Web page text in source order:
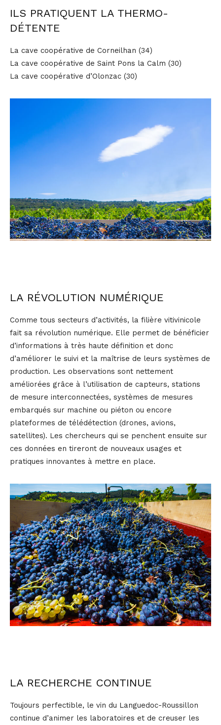
ILS PRATIQUENT LA THERMO-
DÉTENTE
La cave coopérative de Corneilhan (34)
La cave coopérative de Saint Pons la Calm (30)
La cave coopérative d’Olonzac (30)
LA RÉVOLUTION NUMÉRIQUE
Comme tous secteurs d’activités, la filière vitivinicole
fait sa révolution numérique. Elle permet de bénéficier
d’informations à très haute définition et donc
d’améliorer le suivi et la maîtrise de leurs systèmes de
production. Les observations sont nettement
améliorées grâce à l’utilisation de capteurs, stations
de mesure interconnectées, systèmes de mesures
embarqués sur machine ou piéton ou encore
plateformes de télédétection (drones, avions,
satellites). Les chercheurs qui se penchent ensuite sur
ces données en tireront de nouveaux usages et
pratiques innovantes à mettre en place.
LA RECHERCHE CONTINUE
Toujours perfectible, le vin du Languedoc-Roussillon
continue d’animer les laboratoires et de creuser les